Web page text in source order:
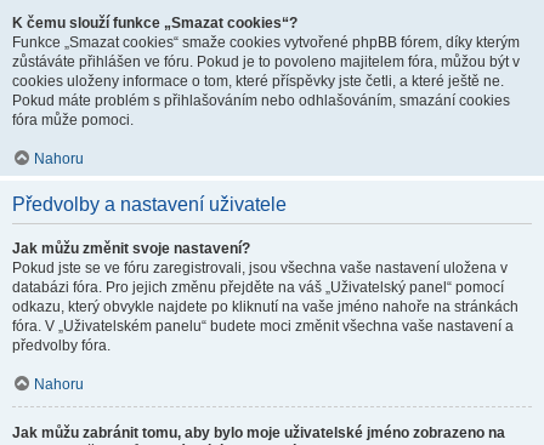
K čemu slouží funkce „Smazat cookies“?
Funkce „Smazat cookies“ smaže cookies vytvořené phpBB fórem, díky kterým
zůstáváte přihlášen ve fóru. Pokud je to povoleno majitelem fóra, můžou být v
cookies uloženy informace o tom, které příspěvky jste četli, a které ještě ne.
Pokud máte problém s přihlašováním nebo odhlašováním, smazání cookies
fóra může pomoci.
Nahoru
Předvolby a nastavení uživatele
Jak můžu změnit svoje nastavení?
Pokud jste se ve fóru zaregistrovali, jsou všechna vaše nastavení uložena v
databázi fóra. Pro jejich změnu přejděte na váš „Uživatelský panel“ pomocí
odkazu, který obvykle najdete po kliknutí na vaše jméno nahoře na stránkách
fóra. V „Uživatelském panelu“ budete moci změnit všechna vaše nastavení a
předvolby fóra.
Nahoru
Jak můžu zabránit tomu, aby bylo moje uživatelské jméno zobrazeno na